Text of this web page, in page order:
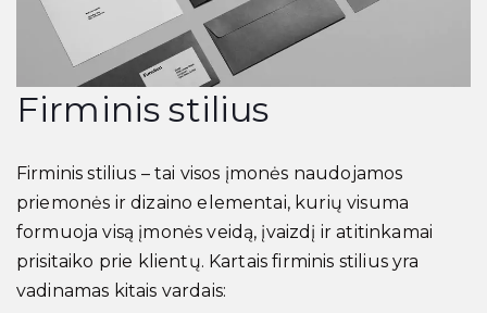
Firminis stilius
Firminis stilius – tai visos įmonės naudojamos
priemonės ir dizaino elementai, kurių visuma
formuoja visą įmonės veidą, įvaizdį ir atitinkamai
prisitaiko prie klientų. Kartais firminis stilius yra
vadinamas kitais vardais: